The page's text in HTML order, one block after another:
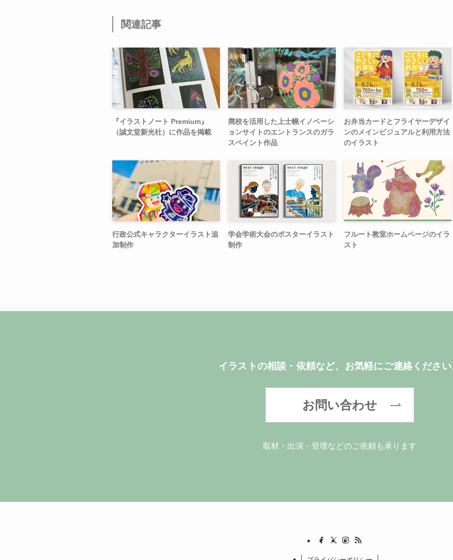
関連記事
『イラストノート Premium』
（誠文堂新光社）に作品を掲載
廃校を活用した上士幌イノベーシ
ョンサイトのエントランスのガラ
スペイント作品
お弁当カードとフライヤーデザイ
ンのメインビジュアルと利用方法
のイラスト
行政公式キャラクターイラスト追
加制作
学会学術大会のポスターイラスト
制作
フルート教室ホームページのイラ
スト
イラストの相談・依頼など、お気軽にご連絡くださ
お問い合わせ
取材・出演・登壇などのご依頼も承ります